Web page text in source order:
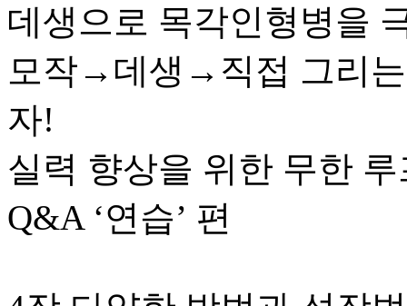
데생으로 목각인형병을
모작→데생→직접 그리는
자!
실력 향상을 위한 무한 루
Q&A ‘연습’ 편